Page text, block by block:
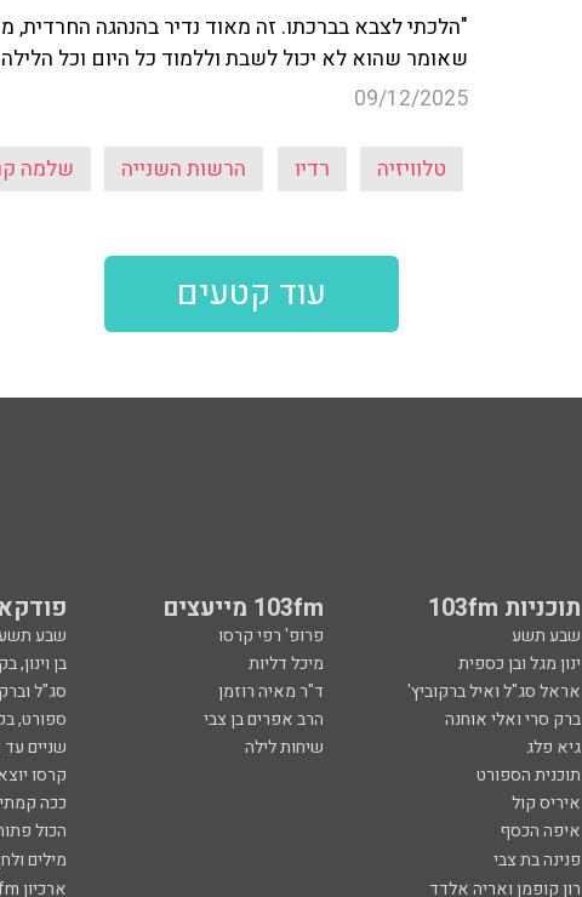
"הלכתי לצבא בברכתו. זה מאוד נדיר בהנהגה
שאומר שהוא לא יכול לשבת וללמוד כל היום וכל
09/12/2025
טלוויזיה רדיו הרשות השנייה שלמה
עוד קטעים
תוכניות 103fm 103fm מייעצים
שבע תשע פרופ' רפי קרסו שבע
ינון מגל ובן כספית
מיכל דליות בן וינון,
אראל סג"ל ואיל ברקוביץ'
ד"ר מאיה רוזמן סג"ל
ברק סרי ואלי אוחנה
הרב אפרים בן צבי ספורט,
גיא פלג
שיחות לילה שניים
תוכנית הספורט
קרסו
איריס קול
ככה קמתי
איפה הכסף
הכול
פנינה בת צבי
מילים
רון קופמן ואריה אלדד
ארכיון 103fm